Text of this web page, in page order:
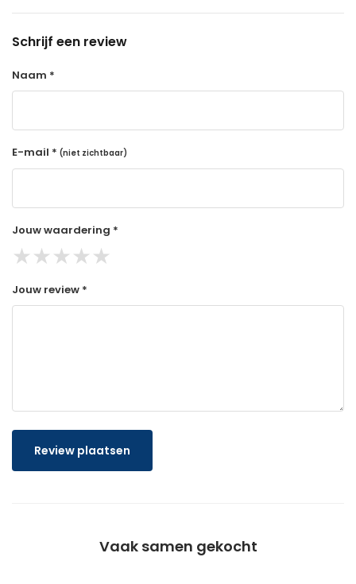
Schrijf een review
Naam *
E-mail * (niet zichtbaar)
Jouw waardering *
★★★★★
Jouw review *
Review plaatsen
Vaak samen gekocht